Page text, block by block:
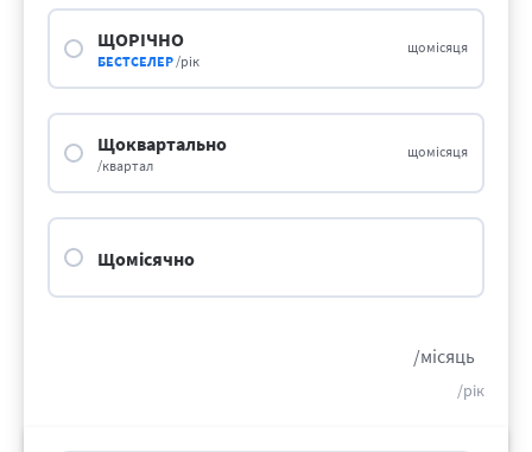
ЩОРІЧНО
БЕСТСЕЛЕР/рік
щомісяця
Щоквартально
/квартал
щомісяця
Щомісячно
/місяць
/рік